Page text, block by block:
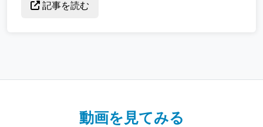
記事を読む
動画を見てみる